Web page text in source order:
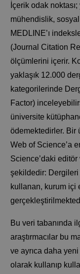
İçerik odak
mühendislik,
MEDLINE’ı
(Journal Citation
ölçümlerini içerir.
yaklaşık 12.000
kategorilerinde
Factor)
üniversite
ödemektedirler. Bir
Web of Science’a
Science’daki
şekildedir:
kullanan, kurum içi
Bu veri tabanında
araştırmacılar bu
ve ayrıca daha
olarak kullanıp